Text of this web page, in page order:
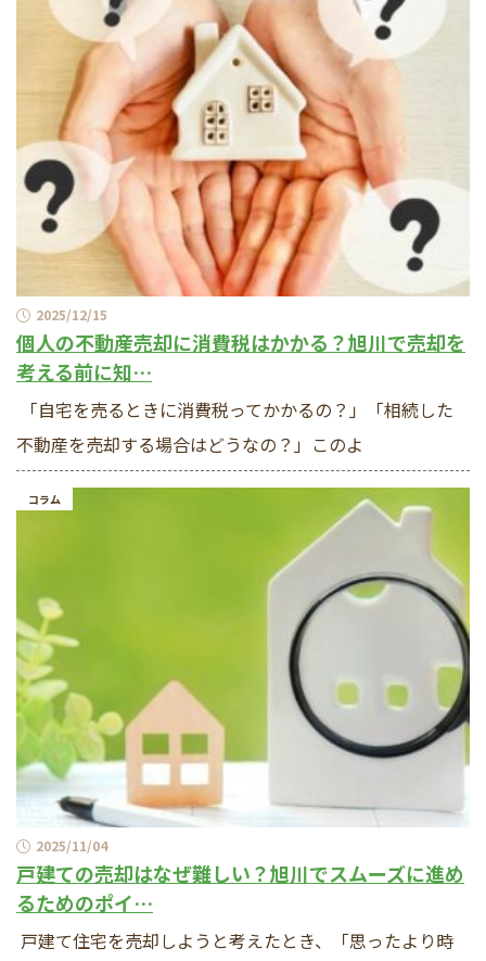
2025/12/15
個人の不動産売却に消費税はかかる？旭川で売却を
考える前に知…
「自宅を売るときに消費税ってかかるの？」「相続した
不動産を売却する場合はどうなの？」このよ
コラム
2025/11/04
戸建ての売却はなぜ難しい？旭川でスムーズに進め
るためのポイ…
戸建て住宅を売却しようと考えたとき、「思ったより時